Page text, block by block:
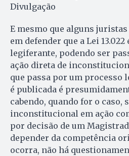
Divulgação
E mesmo que alguns
em defender que a Lei
legiferante, podendo ser
ação direta de
que passa por um processo
é publicada é
cabendo, quando for o caso,
inconstitucional em ação
por decisão de um
depender da competência
ocorra, não há